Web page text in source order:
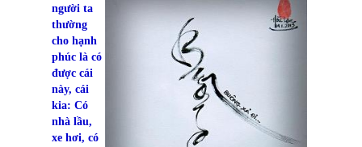
người ta
thường
cho hạnh
phúc là có
được cái
này, cái
kia: Có
nhà lầu,
xe hơi, có